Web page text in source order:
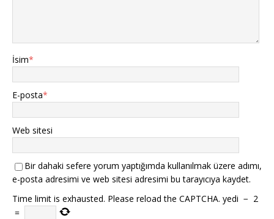
İsim*
E-posta*
Web sitesi
Bir dahaki sefere yorum yaptığımda kullanılmak üzere adımı,
e-posta adresimi ve web sitesi adresimi bu tarayıcıya kaydet.
Time limit is exhausted. Please reload the CAPTCHA. yedi − 2
=